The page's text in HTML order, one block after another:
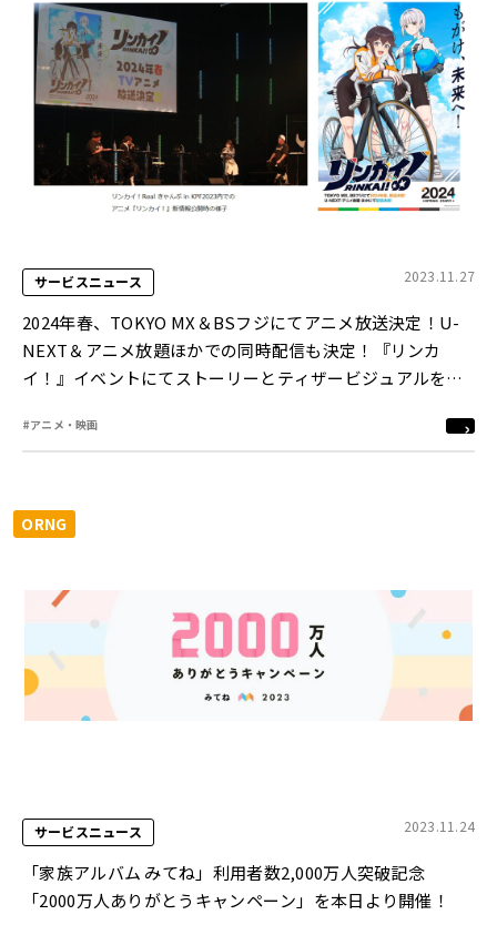
サービスニュース 2023.11.27
2024年春、TOKYO MX＆BSフジにてアニメ放送決定！U-
NEXT＆アニメ放題ほかでの同時配信も決定！『リンカ
イ！』イベントにてストーリーとティザービジュアルを公
#アニメ・映画
ORNG
サービスニュース 2023.11.24
「家族アルバム みてね」利用者数2,000万人突破記念
「2000万人ありがとうキャンペーン」を本日より開催！